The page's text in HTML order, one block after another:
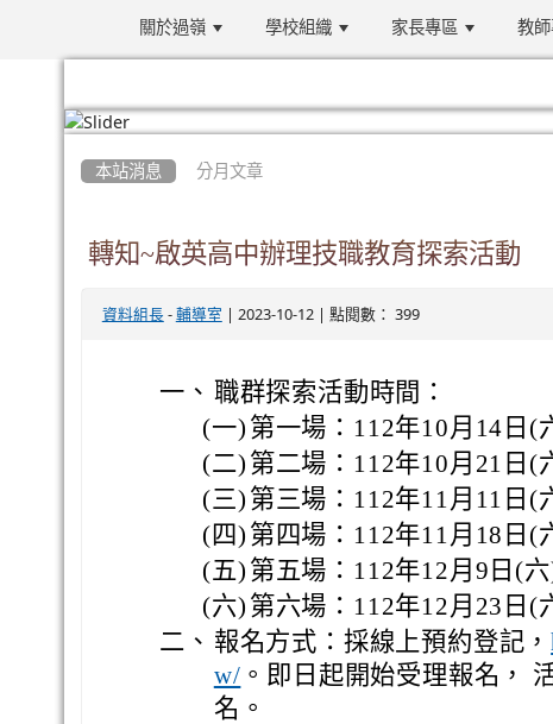
關於過嶺 學校組織 家長專區 教師
本站消息 分月文章
轉知~啟英高中辦理技職教育探索活動
資料組長- 輔導室 | 2023-10-12 | 點閱數： 399
一、 職群探索活動時間：
(一) 第一場：112年10月14日(
(二) 第二場：112年10月21日(
(三) 第三場：112年11月11日(
(四) 第四場：112年11月18日(
(五) 第五場：112年12月9日(
(六) 第六場：112年12月23日(
二、 報名方式：採線上預約登記，
w/ 。即日起開始受理報名，
名。